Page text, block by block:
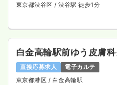
給与 時給2,130円
担当業務未経験可
ブランク可
気になる
東京都渋谷区 / 渋谷駅 徒歩1分
白金高輪駅前ゆう皮膚
直接応募求人
電子カルテ
東京都港区 / 白金高輪駅